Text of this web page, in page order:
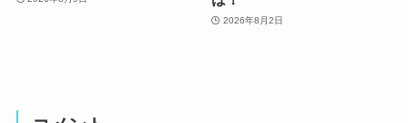
2026年8月2日